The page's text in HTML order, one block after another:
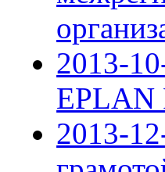
2013-
EPLAN
2013-